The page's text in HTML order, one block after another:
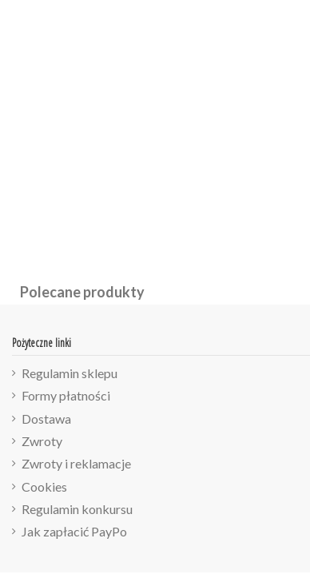
Polecane produkty
Pożyteczne linki
Regulamin sklepu
Formy płatności
Dostawa
Zwroty
Zwroty i reklamacje
Cookies
Regulamin konkursu
Jak zapłacić PayPo